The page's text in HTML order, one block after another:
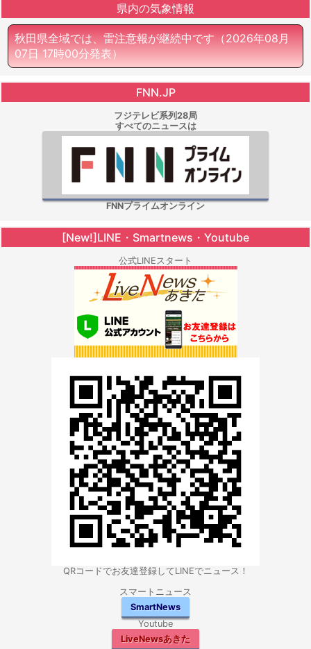
県内の気象情報
秋田県全域では、雷注意報が継続中です（2026年08月
07日 17時00分発表）
FNN.JP
フジテレビ系列28局
すべてのニュースは
FNNプライムオンライン
[New!]LINE・Smartnews・Youtube
公式LINEスタート
QRコードでお友達登録してLINEでニュース！
スマートニュース
SmartNews
Youtube
LiveNewsあきた